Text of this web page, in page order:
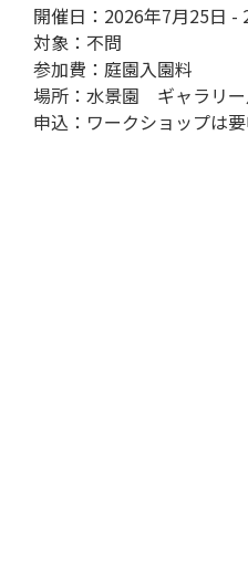
開催日：2026年7月25日 -
対象：不問
参加費：庭園入園料
場所：水景園 ギャラリー
申込：ワークショップは